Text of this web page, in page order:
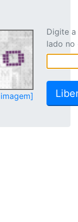
Digite
lado no